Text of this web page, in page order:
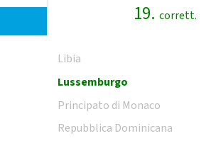
19. corrett.
Libia
Lussemburgo
Principato di Monaco
Repubblica Dominicana